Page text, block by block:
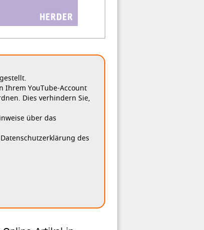
Ihrem YouTube-Account
Dies verhindern Sie,
über das
des